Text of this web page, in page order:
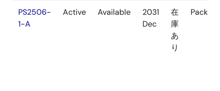
PS2506-
1-A
Active Available
2031
Dec
在
庫
あ
り